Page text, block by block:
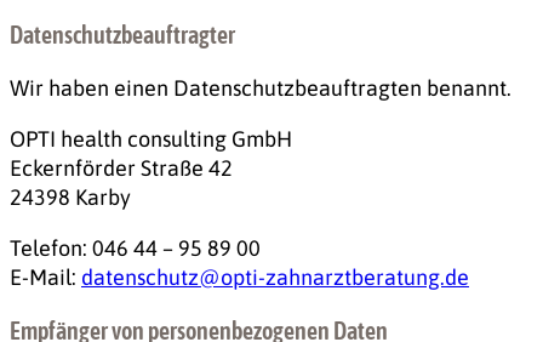
Datenschutz­beauftragter
Wir haben einen Datenschutzbeauftragten benannt.
OPTI health consulting GmbH
Eckernförder Straße 42
24398 Karby
Telefon: 046 44 – 95 89 00
E-Mail: datenschutz@opti-zahnarztberatung.de
Empfänger von personenbezogenen Daten